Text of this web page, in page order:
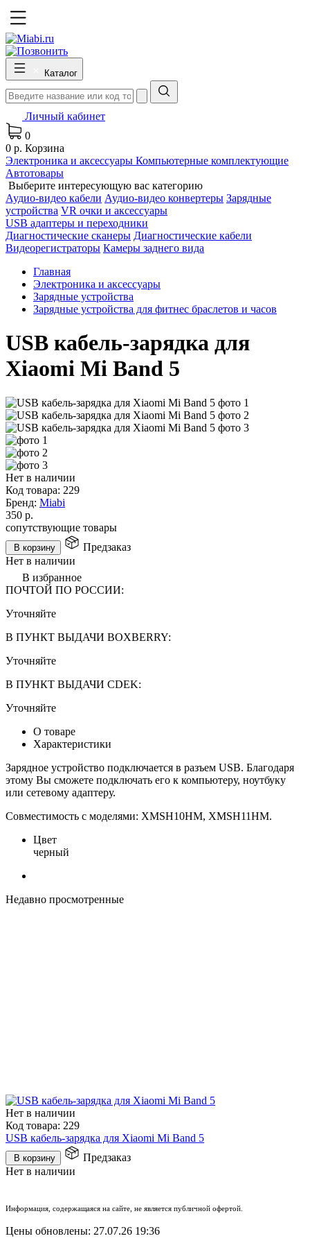
Каталог
Личный кабинет
0
0 р. Корзина
Электроника и аксессуары Компьютерные комплектующие
Автотовары
Выберите интересующую вас категорию
Аудио-видео кабели Аудио-видео конвертеры Зарядные
устройства VR очки и аксессуары
USB адаптеры и переходники
Диагностические сканеры Диагностические кабели
Видеорегистраторы Камеры заднего вида
Главная
Электроника и аксессуары
Зарядные устройства
Зарядные устройства для фитнес браслетов и часов
USB кабель-зарядка для
Xiaomi Mi Band 5
Нет в наличии
Код товара: 229
Бренд: Miabi
350 р.
сопутствующие товары
В корзину
Предзаказ
Нет в наличии
В избранное
ПОЧТОЙ ПО РОССИИ:
Уточняйте
В ПУНКТ ВЫДАЧИ BOXBERRY:
Уточняйте
В ПУНКТ ВЫДАЧИ CDEK:
Уточняйте
О товаре
Характеристики
Зарядное устройство подключается в разъем USB. Благодаря
этому Вы сможете подключать его к компьютеру, ноутбуку
или сетевому адаптеру.
Совместимость с моделями: XMSH10HM, XMSH11HM.
Цвет
черный
Недавно просмотренные
Нет в наличии
Код товара: 229
USB кабель-зарядка для Xiaomi Mi Band 5
В корзину
Предзаказ
Нет в наличии
Информация, содержащаяся на сайте, не является публичной офертой.
Цены обновлены: 27.07.26 19:36